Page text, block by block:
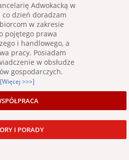
Adwokacką w
co dzień doradzam
w zakresie
pojętego prawa
i handlowego, a
pracy. Posiadam
w obsłudze
gospodarczych.
[Więcej >>>]
I PORADY